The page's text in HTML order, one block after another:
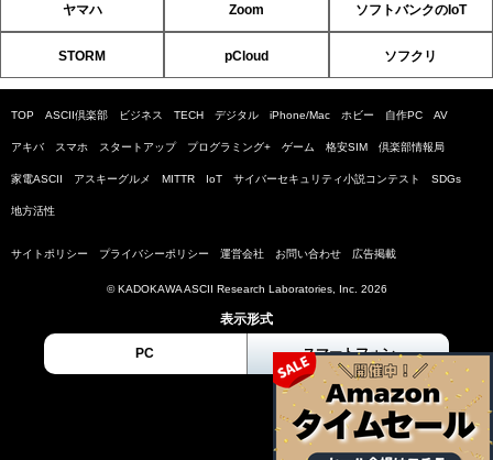
ヤマハ Zoom ソフトバンクのIoT
STORM pCloud ソフクリ
TOP ASCII倶楽部 ビジネス TECH デジタル iPhone/Mac ホビー 自作PC AV
アキバ スマホ スタートアップ プログラミング+ ゲーム 格安SIM 倶楽部情報局
家電ASCII アスキーグルメ MITTR IoT サイバーセキュリティ小説コンテスト SDGs
地方活性
サイトポリシー プライバシーポリシー 運営会社 お問い合わせ 広告掲載
© KADOKAWA ASCII Research Laboratories, Inc. 2026
表示形式
PC スマートフォン